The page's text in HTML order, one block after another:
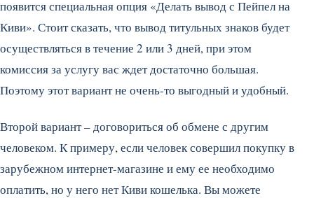
появится специальная опция «Делать вывод с Пейпел на
Киви». Стоит сказать, что вывод титульных знаков будет
осуществляться в течение 2 или 3 дней, при этом
комиссия за услугу вас ждет достаточно большая.
Поэтому этот вариант не очень-то выгодный и удобный.
Второй вариант – договориться об обмене с другим
человеком. К примеру, если человек совершил покупку в
зарубежном интернет-магазине и ему ее необходимо
оплатить, но у него нет Киви кошелька. Вы можете